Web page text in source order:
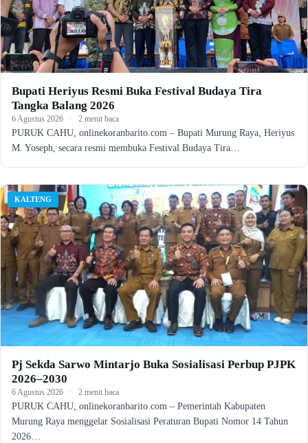
Bupati Heriyus Resmi Buka Festival Budaya Tira
Tangka Balang 2026
6 Agustus 2026 · 2 menit baca
PURUK CAHU, onlinekoranbarito.com – Bupati Murung Raya, Heriyus
M. Yoseph, secara resmi membuka Festival Budaya Tira…
KALTENG
Pj Sekda Sarwo Mintarjo Buka Sosialisasi Perbup PJPK
2026–2030
6 Agustus 2026 · 2 menit baca
PURUK CAHU, onlinekoranbarito.com – Pemerintah Kabupaten
Murung Raya menggelar Sosialisasi Peraturan Bupati Nomor 14 Tahun
2026…